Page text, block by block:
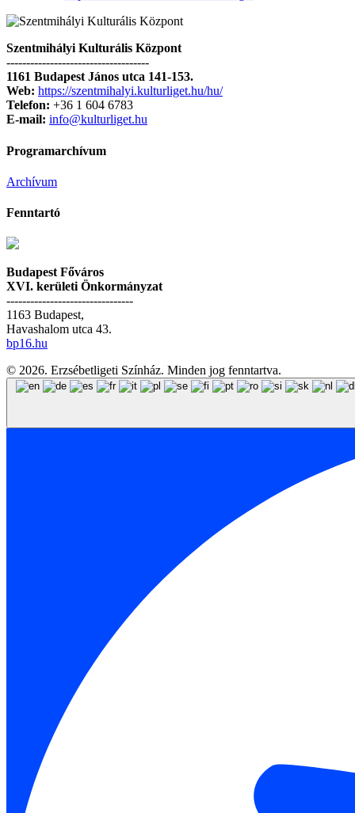
Szentmihályi Kulturális Központ
------------------------------------
1161 Budapest János utca 141-153.
Web: https://szentmihalyi.kulturliget.hu/hu/
Telefon: +36 1 604 6783
E-mail: info@kulturliget.hu
Programarchívum
Archívum
Fenntartó
Budapest Főváros
XVI. kerületi Önkormányzat
--------------------------------
1163 Budapest,
Havashalom utca 43.
bp16.hu
© 2026. Erzsébetligeti Színház. Minden jog fenntartva.